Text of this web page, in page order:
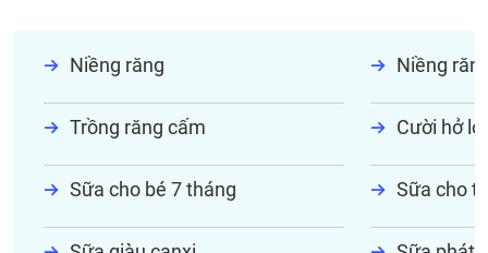
Niềng răng Niềng
Trồng răng cấm Cười hở lợi
Sữa cho bé 7 tháng Sữa cho